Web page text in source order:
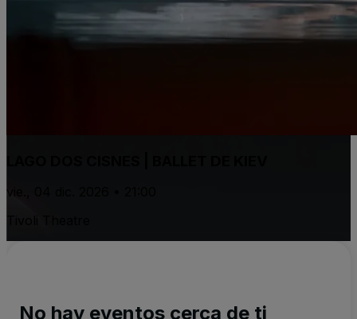
vie., 04 dic. 2026 • 21:00
No hay eventos cerca de ti